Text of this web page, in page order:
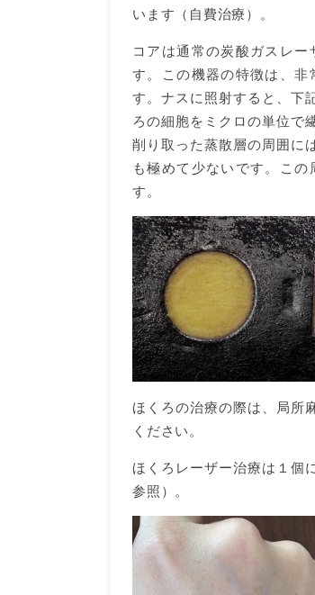
います（自費治療）。
コアは通常の炭酸ガスレ
す。この機器の特徴は、
す。ナスに照射すると、下
ろの細胞をミクロの単位で
削り取った蒸散層の周囲に
も極めて少ないです。こ
す。
ほくろの治療の際は、局所
ください。
ほくろレーザー治療は１個
参照）。